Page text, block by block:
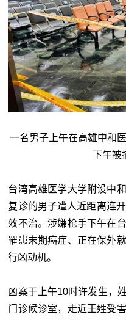
一名男子上午在高雄中和
下午被
台湾高雄医学大学附设中
复诊的男子遭人近距离连
效不治。涉嫌枪手下午在
罹患末期癌症、正在保外
行凶动机。
凶案于上午10时许发生，
门诊候诊室，走近王姓受